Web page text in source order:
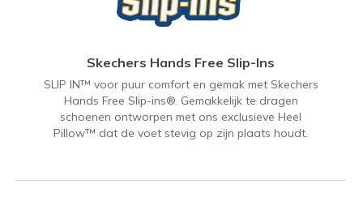
Skechers Hands Free Slip-Ins
SLIP IN™ voor puur comfort en gemak met Skechers
Hands Free Slip-ins®. Gemakkelijk te dragen
schoenen ontworpen met ons exclusieve Heel
Pillow™ dat de voet stevig op zijn plaats houdt.